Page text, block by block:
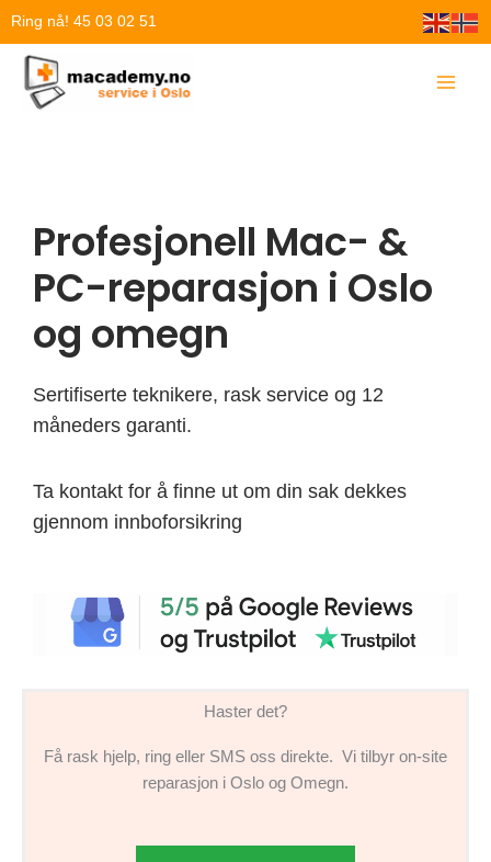
Hopp
innholdet
Ring nå! 45 03 02 51
Profesjonell Mac- &
PC-reparasjon i Oslo
og omegn
Sertifiserte teknikere, rask service og 12
måneders garanti.
Ta kontakt for å finne ut om din sak dekkes
gjennom innboforsikring
Haster det?
Få rask hjelp, ring eller SMS oss direkte. Vi tilbyr on-site
reparasjon i Oslo og Omegn.